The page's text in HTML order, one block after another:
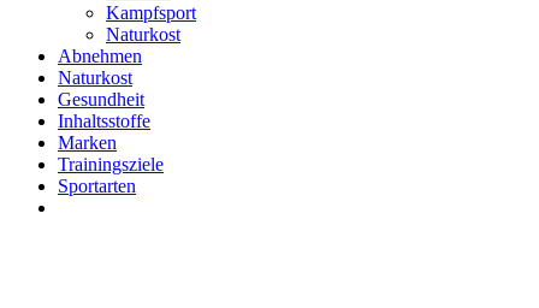
Kampfsport
Naturkost
Abnehmen
Naturkost
Gesundheit
Inhaltsstoffe
Marken
Trainingsziele
Sportarten